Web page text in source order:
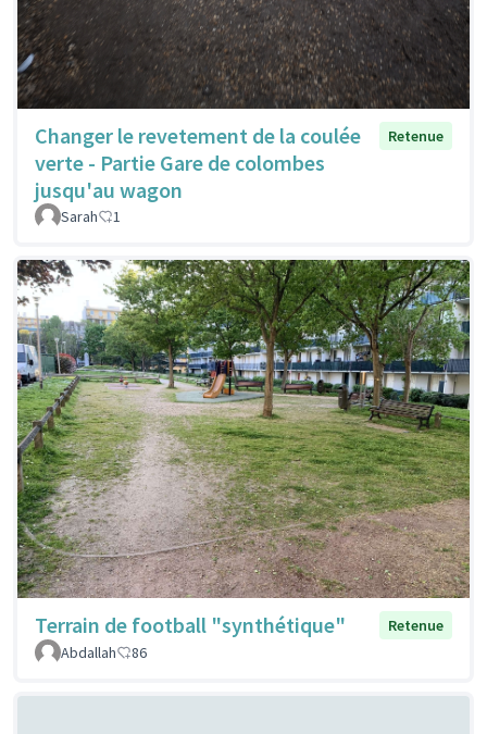
Changer le revetement de la coulée
verte - Partie Gare de colombes
jusqu'au wagon
Retenue
Sarah 1
Terrain de football "synthétique"
Retenue
Abdallah
86